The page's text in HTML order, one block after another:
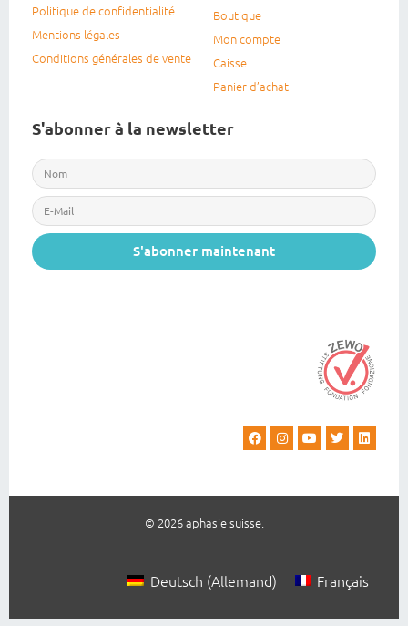
Politique de confidentialité
Mentions légales
Conditions générales de vente
Boutique
Mon compte
Caisse
Panier d’achat
S'abonner à la newsletter
S'abonner maintenant
© 2026 aphasie suisse.
Deutsch (Allemand) Français